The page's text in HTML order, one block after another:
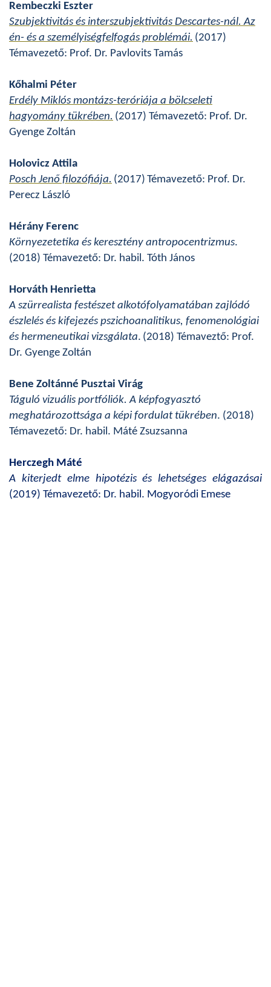
Rembeczki Eszter
Szubjektivitás és interszubjektivitás Descartes-nál. Az
én- és a személyiségfelfogás problémái. (2017)
Témavezető: Prof. Dr. Pavlovits Tamás
Kőhalmi Péter
Erdély Miklós montázs-teróriája a bölcseleti
hagyomány tükrében. (2017) Témavezető: Prof. Dr.
Gyenge Zoltán
Holovicz Attila
Posch Jenő filozófiája. (2017) Témavezető: Prof. Dr.
Perecz László
Hérány Ferenc
Környezetetika és keresztény antropocentrizmus.
(2018) Témavezető: Dr. habil. Tóth János
Horváth Henrietta
A szürrealista festészet alkotófolyamatában zajlódó
észlelés és kifejezés pszichoanalitikus, fenomenológiai
és hermeneutikai vizsgálata. (2018) Témaveztő: Prof.
Dr. Gyenge Zoltán
Bene Zoltánné Pusztai Virág
Táguló vizuális portfóliók. A képfogyasztó
meghatározottsága a képi fordulat tükrében. (2018)
Témavezető: Dr. habil. Máté Zsuzsanna
Herczegh Máté
A kiterjedt elme hipotézis és lehetséges elágazásai
(2019) Témavezető: Dr. habil. Mogyoródi Emese